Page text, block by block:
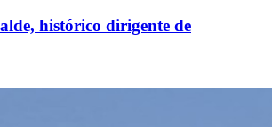
histórico dirigente de